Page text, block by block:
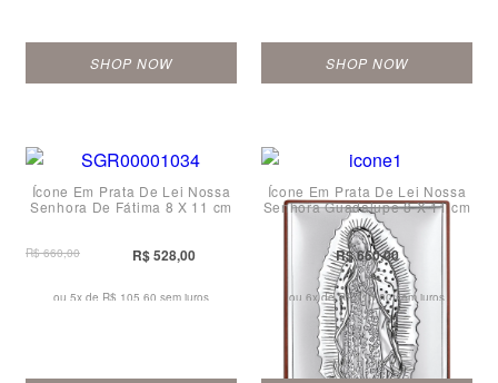
SHOP NOW SHOP NOW
Ícone Em Prata De Lei Nossa
Senhora De Fátima 8 X 11 cm
R$ 660,00 R$ 528,00
ou 5x de R$ 105,60 sem juros
Ícone Em Prata De Lei Nossa
Senhora Guadalupe 8 X 11 cm
R$ 660,00
ou 6x de R$ 110,00 sem juros